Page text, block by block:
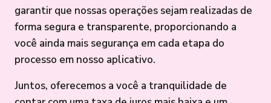
garantir que nossas operações sejam realizadas de
forma segura e transparente, proporcionando a
você ainda mais segurança em cada etapa do
processo em nosso aplicativo.
Juntos, oferecemos a você a tranquilidade de